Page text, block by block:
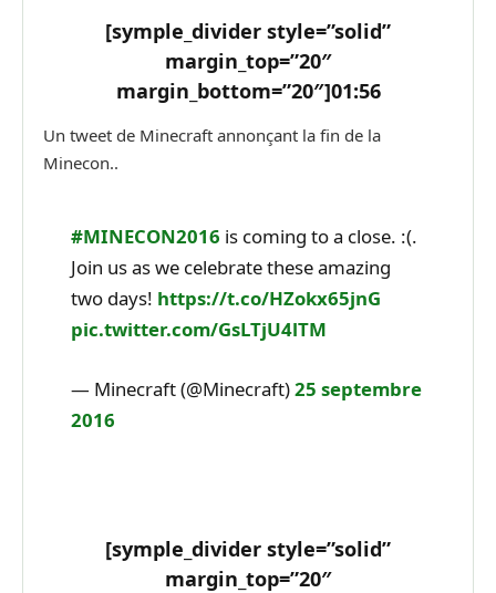
[symple_divider style=”solid”
margin_top=”20″
margin_bottom=”20″]01:56
Un tweet de Minecraft annonçant la fin de la
Minecon..
#MINECON2016 is coming to a close. :(.
Join us as we celebrate these amazing
two days! https://t.co/HZokx65jnG
pic.twitter.com/GsLTjU4lTM
— Minecraft (@Minecraft)25 septembre
2016
[symple_divider style=”solid”
margin_top=”20″